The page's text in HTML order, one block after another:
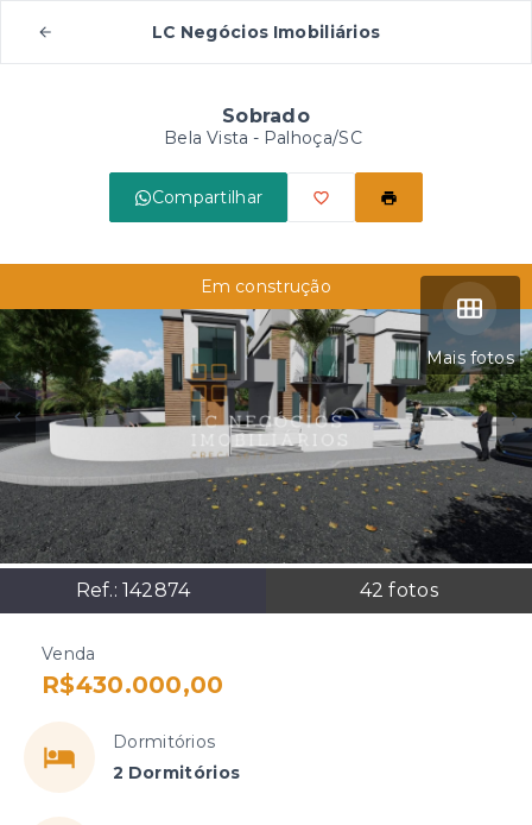
LC Negócios Imobiliários
Sobrado
Bela Vista - Palhoça/SC
Compartilhar
Mais fotos
Ref.: 142874 42 fotos
Em construção
Venda
R$430.000,00
Dormitórios
2 Dormitórios